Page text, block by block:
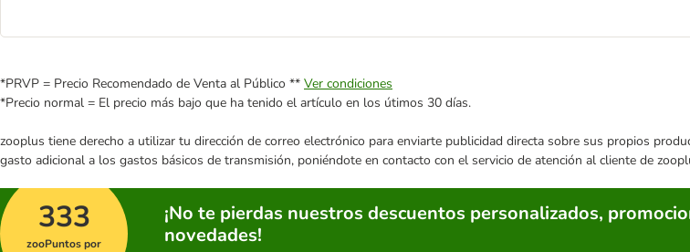
*PRVP = Precio Recomendado de Venta al Público ** Ver condiciones
*Precio normal = El precio más bajo que ha tenido el artículo en los útimos 30 días.
zooplus tiene derecho a utilizar tu dirección de correo electrónico para enviarte publicidad directa sobre sus propios
gasto adicional a los gastos básicos de transmisión, poniéndote en contacto con el servicio de atención al cliente de
333
zooPuntos por
¡No te pierdas nuestros descuentos personalizados,
novedades!